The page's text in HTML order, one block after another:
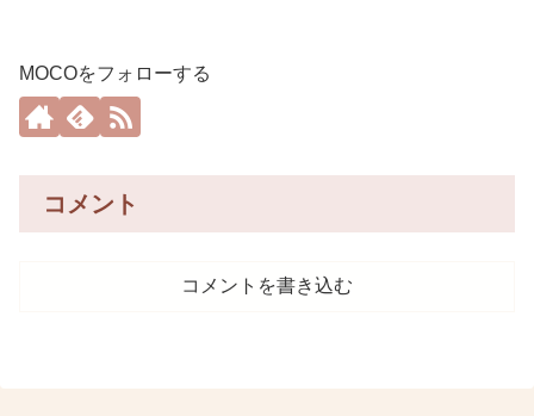
MOCOをフォローする
コメント
コメントを書き込む